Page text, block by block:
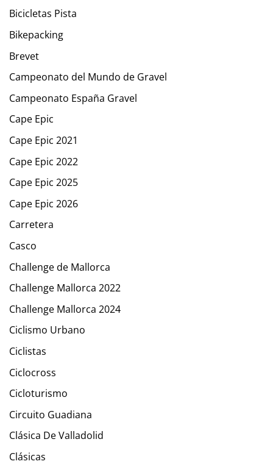
Bicicletas Pista
Bikepacking
Brevet
Campeonato del Mundo de Gravel
Campeonato España Gravel
Cape Epic
Cape Epic 2021
Cape Epic 2022
Cape Epic 2025
Cape Epic 2026
Carretera
Casco
Challenge de Mallorca
Challenge Mallorca 2022
Challenge Mallorca 2024
Ciclismo Urbano
Ciclistas
Ciclocross
Cicloturismo
Circuito Guadiana
Clásica De Valladolid
Clásicas